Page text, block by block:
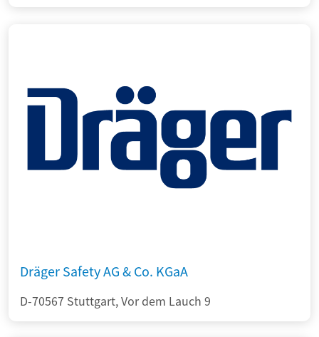
Dräger Safety AG & Co. KGaA
D-70567 Stuttgart, Vor dem Lauch 9